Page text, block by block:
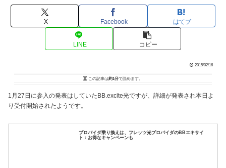
X Facebook はてブ
LINE コピー
2015/02/16
この記事は約1分で読めます。
1月27日に参入の発表はしていたBB.excite光ですが、詳細が発表され本日よ
り受付開始されたようです。
プロバイダ乗り換えは、フレッツ光プロバイダのBBエキサイ
ト：お得なキャンペーンも